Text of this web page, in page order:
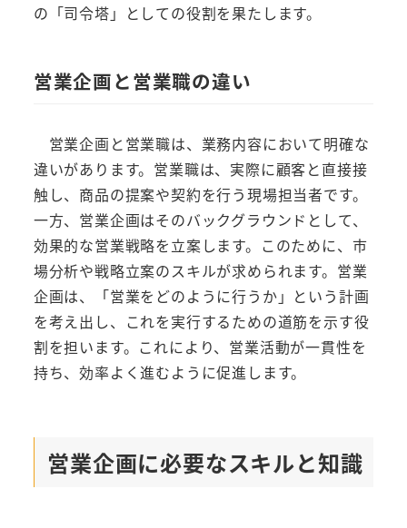
の「司令塔」としての役割を果たします。
営業企画と営業職の違い
営業企画と営業職は、業務内容において明確な
違いがあります。営業職は、実際に顧客と直接接
触し、商品の提案や契約を行う現場担当者です。
一方、営業企画はそのバックグラウンドとして、
効果的な営業戦略を立案します。このために、市
場分析や戦略立案のスキルが求められます。営業
企画は、「営業をどのように行うか」という計画
を考え出し、これを実行するための道筋を示す役
割を担います。これにより、営業活動が一貫性を
持ち、効率よく進むように促進します。
営業企画に必要なスキルと知識